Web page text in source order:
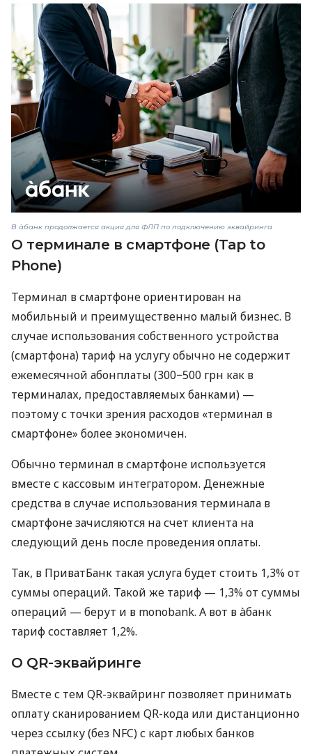
В àбанк продолжается акция для ФЛП по подключению эквайринга
О терминале в смартфоне (Tap to
Phone)
Терминал в смартфоне ориентирован на
мобильный и преимущественно малый бизнес. В
случае использования собственного устройства
(смартфона) тариф на услугу обычно не содержит
ежемесячной абонплаты (300−500 грн как в
терминалах, предоставляемых банками) —
поэтому с точки зрения расходов «терминал в
смартфоне» более экономичен.
Обычно терминал в смартфоне используется
вместе с кассовым интегратором. Денежные
средства в случае использования терминала в
смартфоне зачисляются на счет клиента на
следующий день после проведения оплаты.
Так, в ПриватБанк такая услуга будет стоить 1,3% от
суммы операций. Такой же тариф — 1,3% от суммы
операций — берут и в monobank. А вот в àбанк
тариф составляет 1,2%.
О QR-эквайринге
Вместе с тем QR-эквайринг позволяет принимать
оплату сканированием QR-кода или дистанционно
через ссылку (без NFC) с карт любых банков